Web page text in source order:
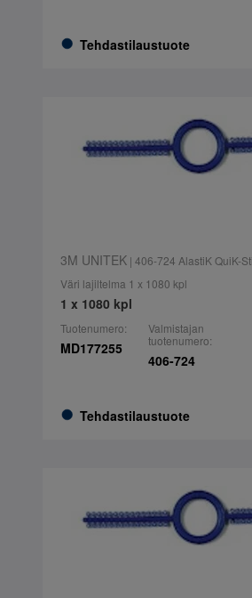
Tehdastilaustuote
3M UNITEK| 406-724 AlastiK QuiK-
Väri lajiltelma 1 x 1080 kpl
1 x 1080 kpl
Tuotenumero:
MD177255
Tehdastilaustuote
Valmistajan
tuotenumero:
406-724